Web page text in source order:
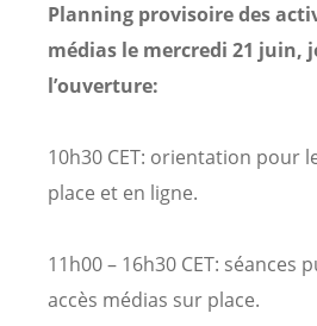
Planning provisoire des
médias le mercredi 21 juin,
l’ouverture:
10h30 CET: orientation pour
place et en ligne.
11h00 – 16h30 CET: séances
accès médias sur place.